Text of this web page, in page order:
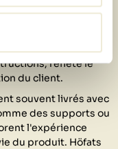
La marque
à ce que chaque
reflète le
du client.
souvent livrés avec
des supports ou
l'expérience
du produit. Höfats